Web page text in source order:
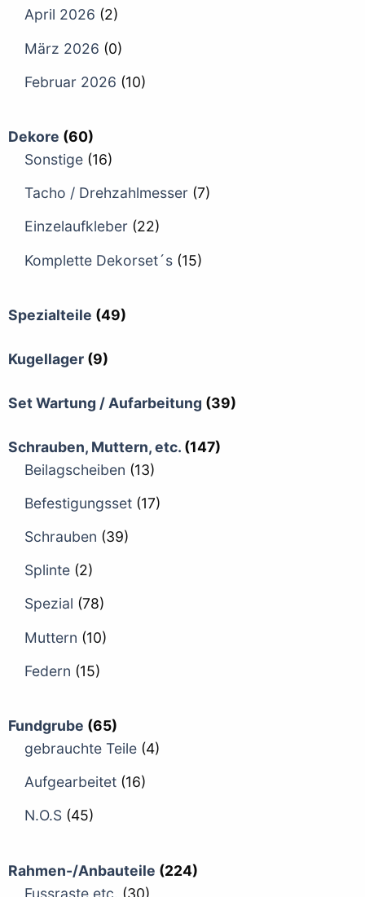
April 2026 (2)
März 2026 (0)
Februar 2026 (10)
Dekore (60)
Sonstige (16)
Tacho / Drehzahlmesser (7)
Einzelaufkleber (22)
Komplette Dekorset´s (15)
Spezialteile (49)
Kugellager (9)
Set Wartung / Aufarbeitung (39)
Schrauben, Muttern, etc. (147)
Beilagscheiben (13)
Befestigungsset (17)
Schrauben (39)
Splinte (2)
Spezial (78)
Muttern (10)
Federn (15)
Fundgrube (65)
gebrauchte Teile (4)
Aufgearbeitet (16)
N.O.S (45)
Rahmen-/Anbauteile (224)
Fussraste etc. (30)